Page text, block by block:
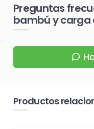
Preguntas
bambú y carga
Productos